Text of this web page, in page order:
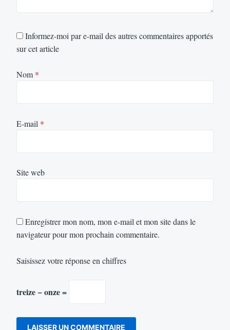
Informez-moi par e-mail des autres commentaires apportés
sur cet article
Nom *
E-mail *
Site web
Enregistrer mon nom, mon e-mail et mon site dans le
navigateur pour mon prochain commentaire.
Saisissez votre réponse en chiffres
treize − onze =